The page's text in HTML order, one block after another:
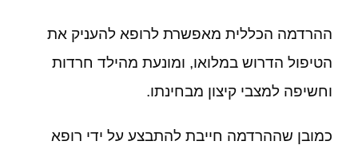
ההרדמה הכללית מאפשרת לרופא להעניק את
הטיפול הדרוש במלואו, ומונעת מהילד חרדות
וחשיפה למצבי קיצון מבחינתו.
כמובן שההרדמה חייבת להתבצע על ידי רופא